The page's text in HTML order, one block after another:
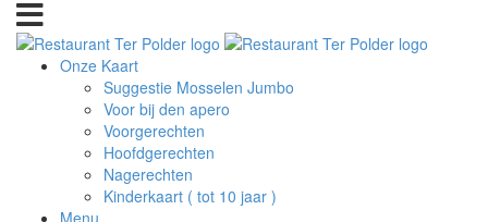
Onze Kaart
Suggestie Mosselen Jumbo
Voor bij den apero
Voorgerechten
Hoofdgerechten
Nagerechten
Kinderkaart ( tot 10 jaar )